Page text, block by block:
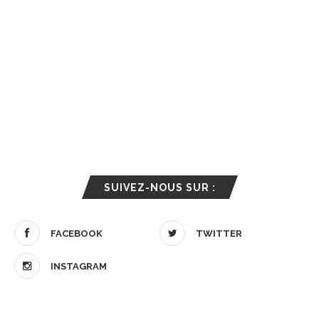
SUIVEZ-NOUS SUR :
FACEBOOK TWITTER
INSTAGRAM